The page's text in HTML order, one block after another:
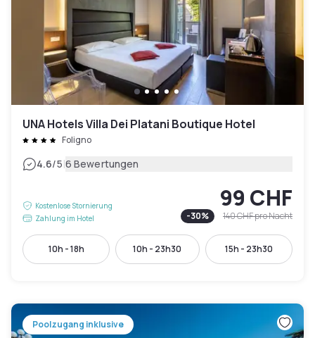
UNA Hotels Villa Dei Platani Boutique Hotel
Foligno
4.6/5|6 Bewertungen
Kostenlose Stornierung
Zahlung im Hotel
99 CHF
-30% 140 CHFpro Nacht
10h - 18h 10h - 23h30 15h - 23h30
Poolzugang inklusive